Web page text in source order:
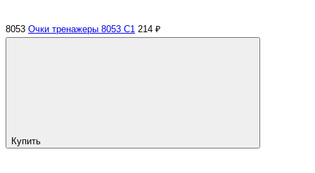
8053 Очки тренажеры 8053 C1 214 ₽
Купить